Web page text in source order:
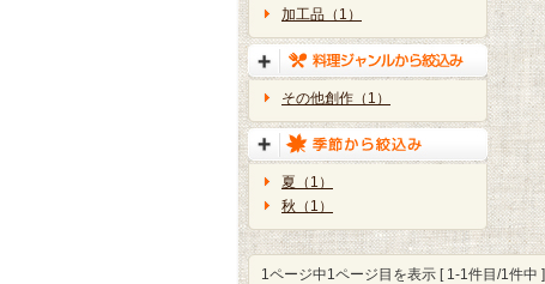
加工品（1）
その他創作（1）
夏（1）
秋（1）
1ページ中1ページ目を表示 [ 1-1件目/1件中 ]